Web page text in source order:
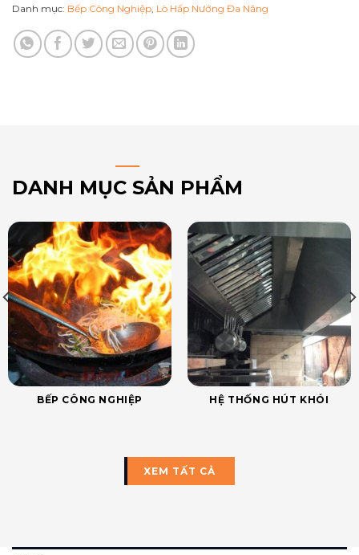
Danh mục: Bếp Công Nghiệp Lò Hấp Nướng Đa Năng
DANH MỤC SẢN PHẨM
BẾP CÔNG NGHIỆP HỆ THỐNG HÚT KHÓI
XEM TẤT CẢ